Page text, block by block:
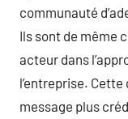
communauté
Ils sont de même
acteur dans
l’entreprise.
message plus